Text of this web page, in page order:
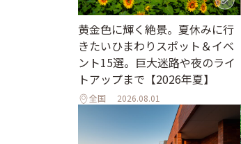
黄金色に輝く絶景。夏休みに行
きたいひまわりスポット＆イベ
ント15選。巨大迷路や夜のライ
トアップまで【2026年夏】
全国 2026.08.01